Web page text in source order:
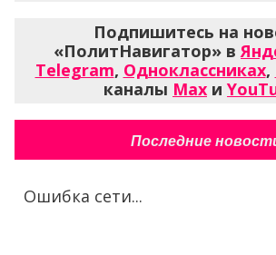
Подпишитесь на
«ПолитНавигатор» в
Telegram, Одноклассниках,
каналы Max и
Последние
Ошибка сети...